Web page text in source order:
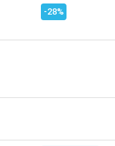
-28%